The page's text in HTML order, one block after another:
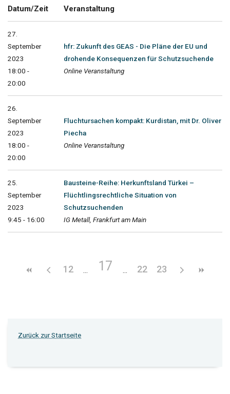
Datum/Zeit Veranstaltung
27.
September
2023
18:00 -
20:00
hfr: Zukunft des GEAS - Die Pläne der EU und
drohende Konsequenzen für Schutzsuchende
Online Veranstaltung
26.
September
2023
18:00 -
20:00
Fluchtursachen kompakt: Kurdistan, mit Dr. Oliver
Piecha
Online Veranstaltung
25.
September
2023
9:45 - 16:00
Bausteine-Reihe: Herkunftsland Türkei –
Flüchtlingsrechtliche Situation von
Schutzsuchenden
IG Metall, Frankfurt am Main
12 17 22 23
Zurück zur Startseite